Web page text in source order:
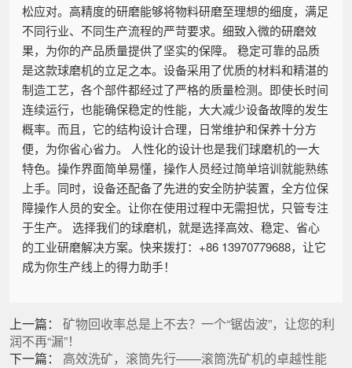
松应对。高精度的研磨能够将物料研磨至理想的细度，满足
不同行业、不同生产流程的严苛要求。细致入微的研磨效
果，为你的产品质量提供了坚实的保障。 稳定可靠的品质
是这款球磨机的立足之本。设备采用了优质的材料和精湛的
制造工艺，各个部件都经过了严格的质量检测。即使长时间
连续运行，也能确保稳定的性能，大大减少设备故障的发生
概率。而且，它的结构设计合理，日常维护和保养十分方
便，为你省心省力。 人性化的设计也是我们球磨机的一大
特色。操作界面简单易懂，操作人员经过简单培训就能熟练
上手。同时，设备还配备了先进的安全防护装置，全方位保
障操作人员的安全。让你在使用过程中无需担忧，只管专注
于生产。 选择我们的球磨机，就是选择高效、稳定、省心
的工业研磨解决方案。快来拨打：+86 13970779688，让它
成为你生产线上的得力助手！
上一篇： 矿物回收率总是上不去？一个“锯齿波”，让您的利
润不再“漏”！
下一篇： 高效洗矿，滚筒先行——滚筒洗矿机的卓越性能